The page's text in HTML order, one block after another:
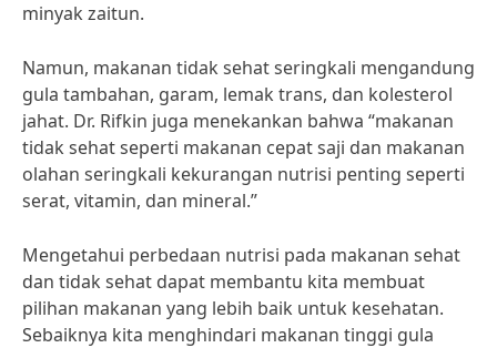
minyak zaitun.
Namun, makanan tidak sehat seringkali mengandung
gula tambahan, garam, lemak trans, dan kolesterol
jahat. Dr. Rifkin juga menekankan bahwa “makanan
tidak sehat seperti makanan cepat saji dan makanan
olahan seringkali kekurangan nutrisi penting seperti
serat, vitamin, dan mineral.”
Mengetahui perbedaan nutrisi pada makanan sehat
dan tidak sehat dapat membantu kita membuat
pilihan makanan yang lebih baik untuk kesehatan.
Sebaiknya kita menghindari makanan tinggi gula